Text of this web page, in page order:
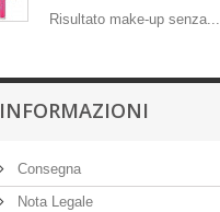
Risultato make-up senza...
INFORMAZIONI
Consegna
Nota Legale